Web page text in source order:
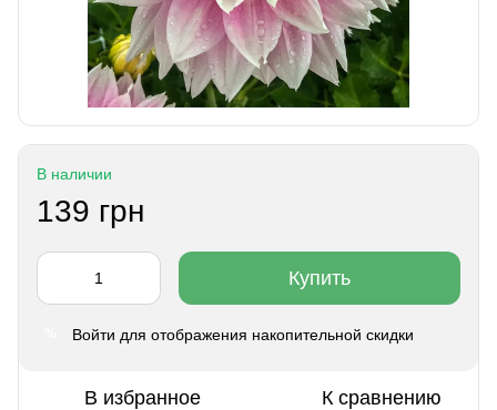
В наличии
139 грн
Купить
Войти для отображения накопительной скидки
В избранное К сравнению